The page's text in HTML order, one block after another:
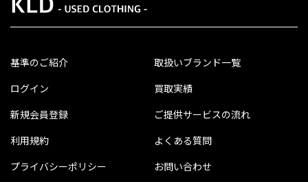
基準のご紹介
ログイン
新規会員登録
利用規約
プライバシーポリシー
取扱いブランド一覧
買取実績
ご提供サービスの流れ
よくある質問
お問い合わせ